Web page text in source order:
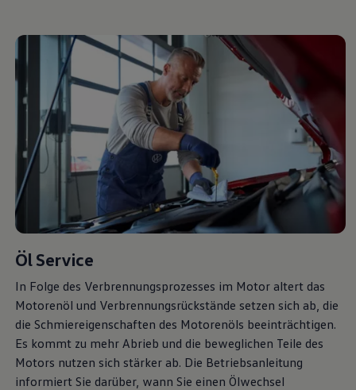
Transport
Familie
Elektromobilität
Volkswagen R
Pannen- und Unfallhilfe
Volkswagen Kundenbetreuung
Öl Service
In Folge des Verbrennungsprozesses im Motor altert das
Motorenöl und Verbrennungsrückstände setzen sich ab, die
die Schmiereigenschaften des Motorenöls beeinträchtigen.
Es kommt zu mehr Abrieb und die beweglichen Teile des
Motors nutzen sich stärker ab. Die Betriebsanleitung
informiert Sie darüber, wann Sie einen Ölwechsel